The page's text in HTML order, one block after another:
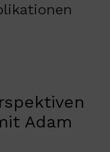
Adam